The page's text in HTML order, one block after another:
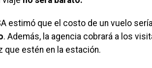
estimó que el costo de un vuelo
. Además, la agencia cobrará a los
que estén en la estación.